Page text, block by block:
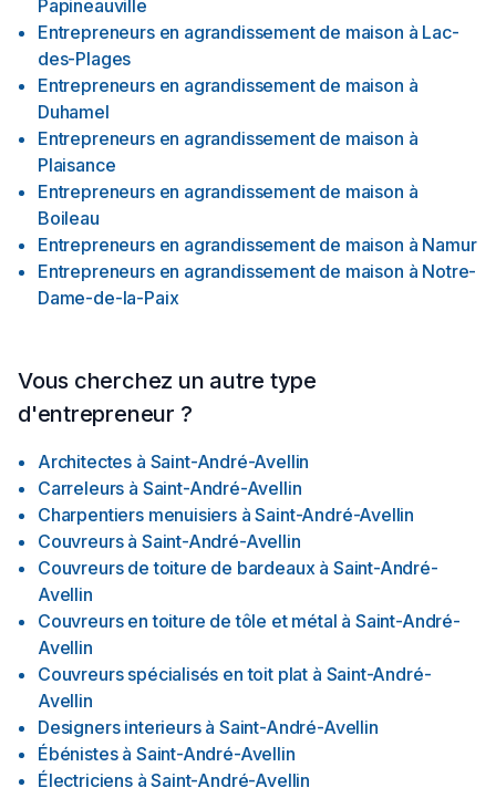
Papineauville
Entrepreneurs en agrandissement de maison à Lac-
des-Plages
Entrepreneurs en agrandissement de maison à
Duhamel
Entrepreneurs en agrandissement de maison à
Plaisance
Entrepreneurs en agrandissement de maison à
Boileau
Entrepreneurs en agrandissement de maison à Namur
Entrepreneurs en agrandissement de maison à Notre-
Dame-de-la-Paix
Vous cherchez un autre type
d'entrepreneur ?
Architectes à Saint-André-Avellin
Carreleurs à Saint-André-Avellin
Charpentiers menuisiers à Saint-André-Avellin
Couvreurs à Saint-André-Avellin
Couvreurs de toiture de bardeaux à Saint-André-
Avellin
Couvreurs en toiture de tôle et métal à Saint-André-
Avellin
Couvreurs spécialisés en toit plat à Saint-André-
Avellin
Designers interieurs à Saint-André-Avellin
Ébénistes à Saint-André-Avellin
Électriciens à Saint-André-Avellin